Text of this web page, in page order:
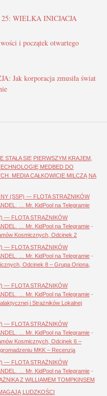
25: WIELKA INICJACJA
i początek otwartego
Jak korporacja zmusiła świat
STAŁA SIĘ PIERWSZYM KRAJEM,
MEDBED DO
MEDIA CAŁKOWICIE MILCZĄ NA
(SSP) — FLOTA STRAŻNIKÓW
… Mr. KidPool na Telegramie
— FLOTA STRAŻNIKÓW
… Mr. KidPool na Telegramie -
Kosmicznych, Odcinek 2
— FLOTA STRAŻNIKÓW
… Mr. KidPool na Telegramie -
Odcinek 8 – Grupa Oriona,
— FLOTA STRAŻNIKÓW
… Mr. KidPool na Telegramie -
i Strażników Lokalnej
— FLOTA STRAŻNIKÓW
… Mr. KidPool na Telegramie -
Kosmicznych, Odcinek 6 –
MKK – Recenzja
— FLOTA STRAŻNIKÓW
… Mr. KidPool na Telegramie -
Z WILLIAMEM TOMPKINSEM
LUDZKOŚCI